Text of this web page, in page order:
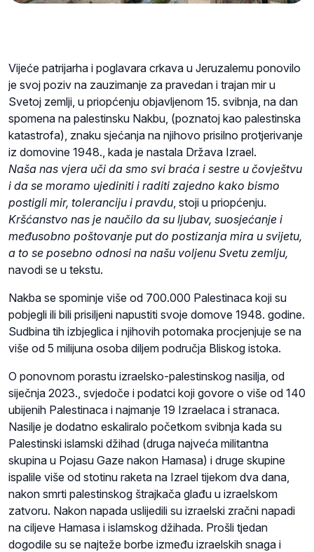
Vijeće patrijarha i poglavara crkava u Jeruzalemu ponovilo
je svoj poziv na zauzimanje za pravedan i trajan mir u
Svetoj zemlji, u priopćenju objavljenom 15. svibnja, na dan
spomena na palestinsku Nakbu, (poznatoj kao palestinska
katastrofa), znaku sjećanja na njihovo prisilno protjerivanje
iz domovine 1948., kada je nastala Država Izrael.
Naša nas vjera uči da smo svi braća i sestre u čovještvu
i da se moramo ujediniti i raditi zajedno kako bismo
postigli mir, toleranciju i pravdu , stoji u priopćenju.
Kršćanstvo nas je naučilo da su ljubav, suosjećanje i
međusobno poštovanje put do postizanja mira u svijetu,
a to se posebno odnosi na našu voljenu Svetu zemlju,
navodi se u tekstu.
Nakba se spominje više od 700.000 Palestinaca koji su
pobjegli ili bili prisiljeni napustiti svoje domove 1948. godine.
Sudbina tih izbjeglica i njihovih potomaka procjenjuje se na
više od 5 milijuna osoba diljem područja Bliskog istoka.
O ponovnom porastu izraelsko-palestinskog nasilja, od
siječnja 2023., svjedoče i podatci koji govore o više od 140
ubijenih Palestinaca i najmanje 19 Izraelaca i stranaca.
Nasilje je dodatno eskaliralo početkom svibnja kada su
Palestinski islamski džihad (druga najveća militantna
skupina u Pojasu Gaze nakon Hamasa) i druge skupine
ispalile više od stotinu raketa na Izrael tijekom dva dana,
nakon smrti palestinskog štrajkača glađu u izraelskom
zatvoru. Nakon napada uslijedili su izraelski zračni napadi
na ciljeve Hamasa i islamskog džihada. Prošli tjedan
dogodile su se najteže borbe između izraelskih snaga i